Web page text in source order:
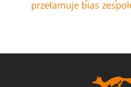
przełamuje bias